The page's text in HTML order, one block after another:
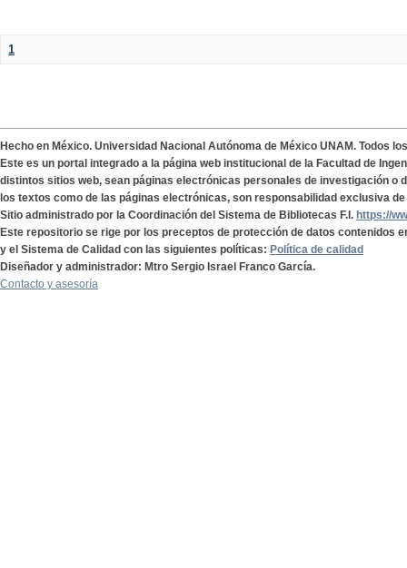
1
Hecho en México. Universidad Nacional Autónoma de México UNAM. Todos
Este es un portal integrado a la página web institucional de la Facultad de
distintos sitios web, sean páginas electrónicas personales de investigación o
los textos como de las páginas electrónicas, son responsabilidad exclusiva
Sitio administrado por la Coordinación del Sistema de Bibliotecas F.I. https://
Este repositorio se rige por los preceptos de protección de datos contenidos
y el Sistema de Calidad con las siguientes políticas: Política de calidad
Diseñador y administrador: Mtro Sergio Israel Franco García.
Contacto y asesoría